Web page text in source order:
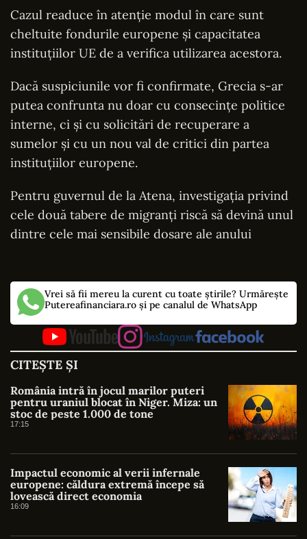
Cazul readuce în atenție modul în care sunt
cheltuite fondurile europene și capacitatea
instituțiilor UE de a verifica utilizarea acestora.
Dacă suspiciunile vor fi confirmate, Grecia s-ar
putea confrunta nu doar cu consecințe politice
interne, ci și cu solicitări de recuperare a
sumelor și cu un nou val de critici din partea
instituțiilor europene.
Pentru guvernul de la Atena, investigația privind
cele două tabere de migranți riscă să devină unul
dintre cele mai sensibile dosare ale anului
Vrei să fii mereu la curent cu toate știrile? Urmărește
Putereafinanciara.ro și pe canalul de WhatsApp
CITEȘTE ȘI
România intră în jocul marilor puteri
pentru uraniul blocat în Niger. Miza: un
stoc de peste 1.000 de tone
17:15
Impactul economic al verii infernale
europene: căldura extremă începe să
lovească direct economia
16:09